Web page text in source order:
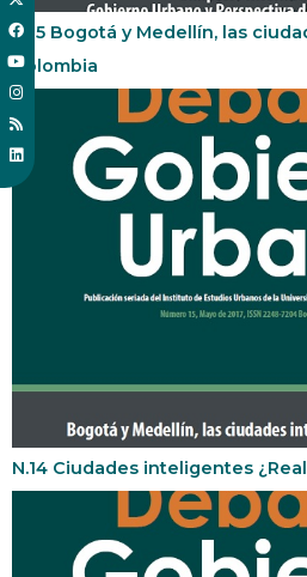
N.15 Bogotá y Medellín, las
Colombia
N.14 Ciudades inteligentes